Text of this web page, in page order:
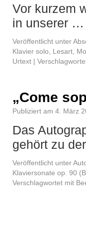
Vor kurzem
in unserer
Veröffentlicht unter
Klavier solo
Lesart
Urtext |
„Come
Publiziert am 4. März
Das
gehört zu
Veröffentlicht unter
Klaviersonate op. 90
Verschlagwortet mit